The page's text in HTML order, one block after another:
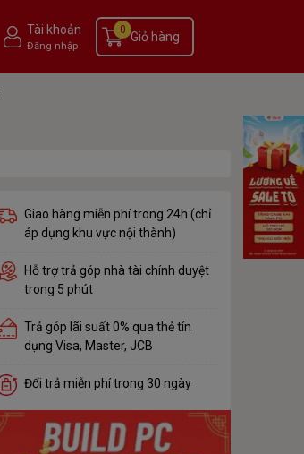
Tài khoản
Đăng nhập
Giỏ hàng
0
Giao hàng miễn phí trong 24h (chỉ
áp dụng khu vực nội thành)
Hỗ trợ trả góp nhà tài chính duyệt
trong 5 phút
Trả góp lãi suất 0% qua thẻ tín
dụng Visa, Master, JCB
Đổi trả miễn phí trong 30 ngày